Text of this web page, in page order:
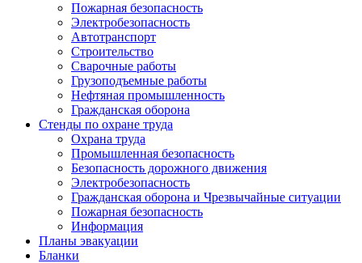
Пожарная безопасность
Электробезопасность
Автотранспорт
Строительство
Сварочные работы
Грузоподъемные работы
Нефтяная промышленность
Гражданская оборона
Стенды по охране труда
Охрана труда
Промышленная безопасность
Безопасность дорожного движения
Электробезопасность
Гражданская оборона и Чрезвычайные ситуации
Пожарная безопасность
Информация
Планы эвакуации
Бланки